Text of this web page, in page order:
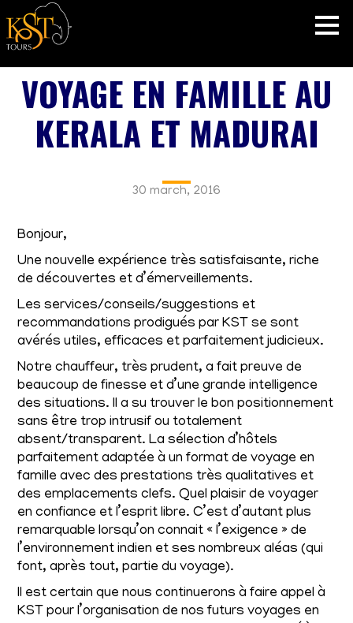
VOYAGE EN FAMILLE AU
KERALA ET MADURAI
30 march, 2016
Bonjour,
Une nouvelle expérience très satisfaisante, riche
de découvertes et d’émerveillements.
Les services/conseils/suggestions et
recommandations prodigués par KST se sont
avérés utiles, efficaces et parfaitement judicieux.
Notre chauffeur, très prudent, a fait preuve de
beaucoup de finesse et d’une grande intelligence
des situations. Il a su trouver le bon positionnement
sans être trop intrusif ou totalement
absent/transparent. La sélection d’hôtels
parfaitement adaptée à un format de voyage en
famille avec des prestations très qualitatives et
des emplacements clefs. Quel plaisir de voyager
en confiance et l’esprit libre. C’est d’autant plus
remarquable lorsqu’on connait « l’exigence » de
l’environnement indien et ses nombreux aléas (qui
font, après tout, partie du voyage).
Il est certain que nous continuerons à faire appel à
KST pour l’organisation de nos futurs voyages en